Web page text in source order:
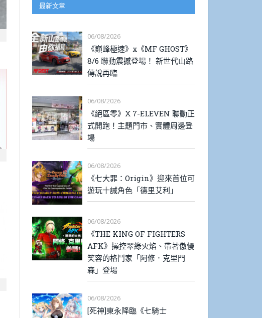
最新文章
06/08/2026
《巔峰極速》x《MF GHOST》
8/6 聯動震撼登場！ 新世代山路
傳說再臨
06/08/2026
《絕區零》X 7-ELEVEN 聯動正
式開跑！主題門市、實體周邊登
場
06/08/2026
《七大罪：Origin》迎來首位可
遊玩十誡角色「德里艾利」
06/08/2026
《THE KING OF FIGHTERS
AFK》操控翠綠火焰、帶著傲慢
笑容的格鬥家「阿修．克里門
森」登場
06/08/2026
[死神]東永降臨《七騎士